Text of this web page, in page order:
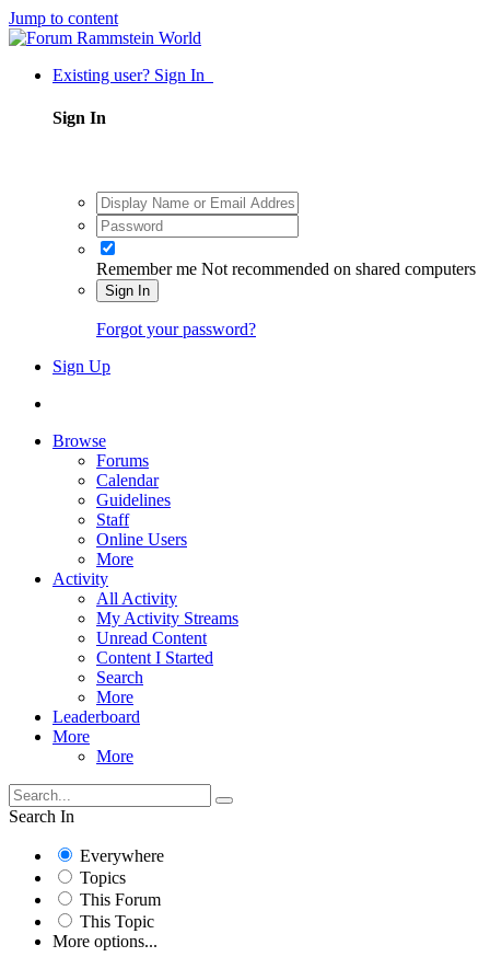
Jump to content
Existing user? Sign In
Sign In
Remember me Not recommended on shared computers
Sign In
Forgot your password?
Sign Up
Browse
Forums
Calendar
Guidelines
Staff
Online Users
More
Activity
All Activity
My Activity Streams
Unread Content
Content I Started
Search
More
Leaderboard
More
More
Search In
Everywhere
Topics
This Forum
This Topic
More options...